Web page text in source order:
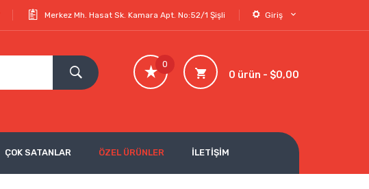
Giriş
Merkez Mh. Hasat Sk. Kamara Apt. No:52/1 Şişli
0 ürün - $0,00
0
ÇOK SATANLAR ÖZEL ÜRÜNLER İLETİŞİM